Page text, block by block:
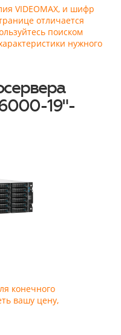
VIDEOMAX, и шифр
отличается
поиском
нужного
19"-
конечного
вашу цену,